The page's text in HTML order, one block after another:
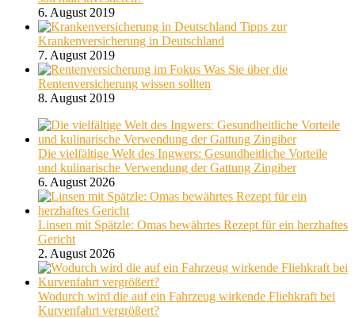
6. August 2019
Tipps zur
Krankenversicherung in Deutschland
7. August 2019
Was Sie über die
Rentenversicherung wissen sollten
8. August 2019
Die vielfältige Welt des Ingwers: Gesundheitliche Vorteile
und kulinarische Verwendung der Gattung Zingiber
6. August 2026
Linsen mit Spätzle: Omas bewährtes Rezept für ein herzhaftes
Gericht
2. August 2026
Wodurch wird die auf ein Fahrzeug wirkende Fliehkraft bei
Kurvenfahrt vergrößert?